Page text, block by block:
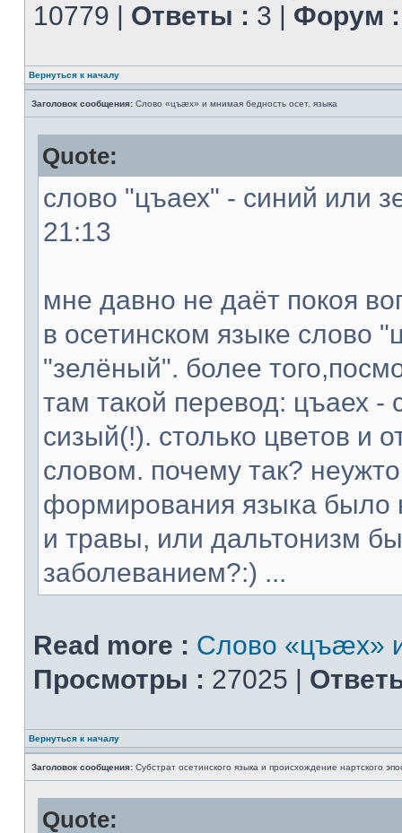
10779 | Ответы : 3 | Форум :
Вернуться к началу
Заголовок сообщения: Слово «цъæх» и мнимая бедность осет. языка
Quote:
слово "цъаех" - синий или
21:13
мне давно не даёт покоя
в осетинском языке слово
"зелёный". более
там такой перевод: цъаех -
сизый(!). столько цветов и
словом. почему так?
формирования языка было
и травы, или дальтонизм
заболеванием?:) ...
Read more : Слово «цъæх»
Просмотры : 27025 |
Вернуться к началу
Заголовок сообщения: Субстрат осетинского языка и происхождение нартского
Quote: